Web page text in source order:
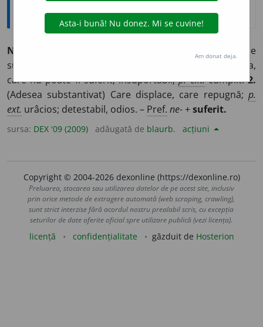
Explicative DEX
NESUFER
Care este greu de
suportat sau care depășește puterile, rezistența cuiva,
care nu poate fi suferit; insuportabil;p. ext.cumplit.2.
(Adesea substantivat) Care displace, care repugnă; p.
ext. urâcios; detestabil, odios. – Pref. ne-+suferit.
sursa: DEX '09 (2009) adăugată de blaurb. acțiuni
Copyright © 2004-2026 dexonline (https://dexonline.ro)
Preluarea, stocarea sau utilizarea datelor de pe acest site, inclusiv
prin orice metode de extragere automată (web scraping, crawling),
sunt strict interzise fără acordul nostru prealabil scris, cu excepția
seturilor de date oferite oficial spre utilizare publică (vezi licența).
licență confidențialitate găzduit de Hosterion
Am donat deja.